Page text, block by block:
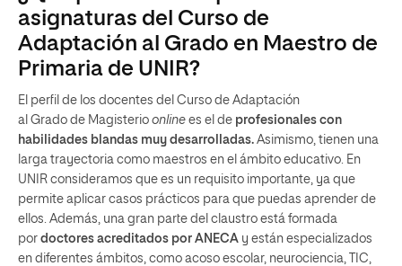
asignaturas del Curso de
Adaptación al Grado en Maestro de
Primaria de UNIR?
El perfil de los docentes del Curso de Adaptación
al Grado de Magisterio online es el de profesionales con
habilidades blandas muy desarrolladas. Asimismo, tienen una
larga trayectoria como maestros en el ámbito educativo. En
UNIR consideramos que es un requisito importante, ya que
permite aplicar casos prácticos para que puedas aprender de
ellos. Además, una gran parte del claustro está formada
por doctores acreditados por ANECA y están especializados
en diferentes ámbitos, como acoso escolar, neurociencia, TIC,